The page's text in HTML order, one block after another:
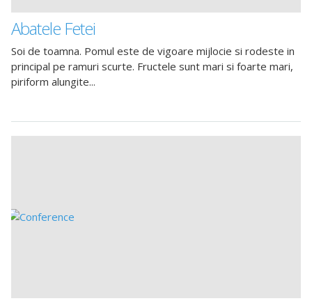
Abatele Fetei
Soi de toamna. Pomul este de vigoare mijlocie si rodeste in
principal pe ramuri scurte. Fructele sunt mari si foarte mari,
piriform alungite...